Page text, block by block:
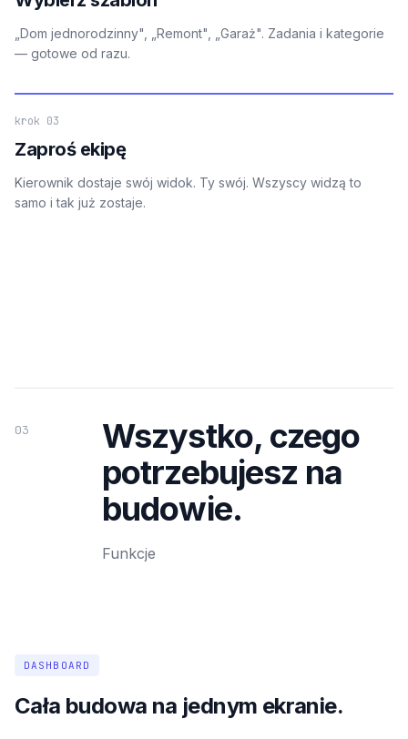
„Dom jednorodzinny", „Remont", „Garaż". Zadania i kategorie
— gotowe od razu.
krok 03
Zaproś ekipę
Kierownik dostaje swój widok. Ty swój. Wszyscy widzą to
samo i tak już zostaje.
03
Wszystko, czego
potrzebujesz na
budowie.
Funkcje
DASHBOARD
Cała budowa na jednym ekranie.